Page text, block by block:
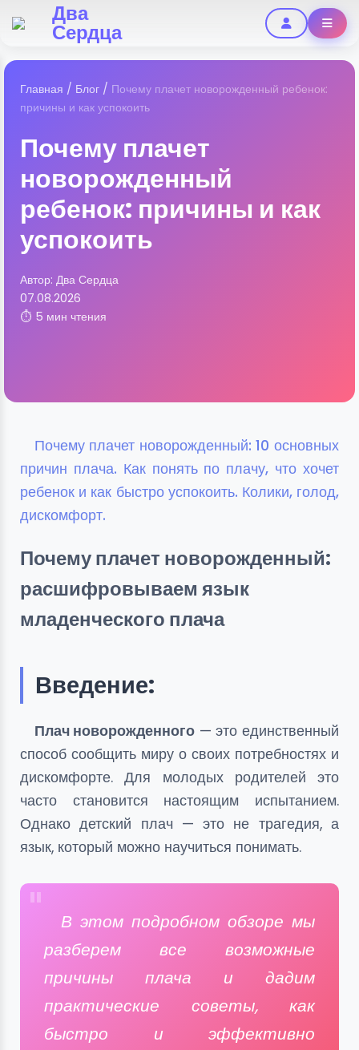
Два
Сердца
Главная / Блог / Почему плачет новорожденный ребенок:
причины и как успокоить
Почему плачет
новорожденный
ребенок: причины и как
успокоить
Автор: Два Сердца
07.08.2026
⏱ 5 мин чтения
Почему плачет новорожденный: 10 основных
причин плача. Как понять по плачу, что хочет
ребенок и как быстро успокоить. Колики, голод,
дискомфорт.
Почему плачет новорожденный:
расшифровываем язык
младенческого плача
Введение:
Плач новорожденного — это единственный
способ сообщить миру о своих потребностях и
дискомфорте. Для молодых родителей это
часто становится настоящим испытанием.
Однако детский плач — это не трагедия, а
язык, который можно научиться понимать.
В этом подробном обзоре мы
разберем все возможные
причины плача и дадим
практические советы, как
быстро и эффективно